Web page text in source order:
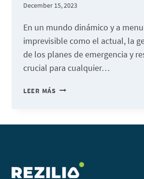
December 15, 2023
En un mundo dinámico y a
imprevisible como el actual, la
de los planes de emergencia y
crucial para cualquier…
LEER MÁSGESTIÓN
OPTIMIZAR